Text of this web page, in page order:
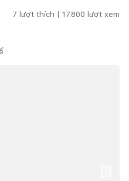
7 lượt thích | 17.800 lượt xem